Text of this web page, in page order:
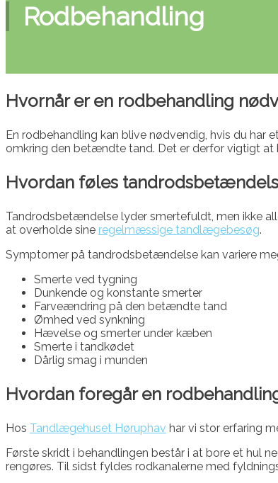
Rodbehandling
Hvornår er en rodbehandling
En rodbehandling kan blive nødvendig, hvis du har
omkring den betændte tand. Det er derfor vigtigt
Hvordan føles
Tandrodsbetændelse lyder smertefuldt, men ikke
at overholde sine regelmæssige tandlægebesøg.
Symptomer på tandrodsbetændelse kan variere
Smerte ved tygning
Dunkende og konstante smerter
Farveændring på den betændte tand
Ømhed ved synkning
Hævelse og smerter under kæben
Smerte i tandkødet
Dårlig smag i munden
Hvordan foregår en
Hos Tandlægehuset Høruphav har vi stor erfaring
Første skridt i behandlingen består i at bore et hul
rengøres. Til sidst fyldes rodkanalerne med